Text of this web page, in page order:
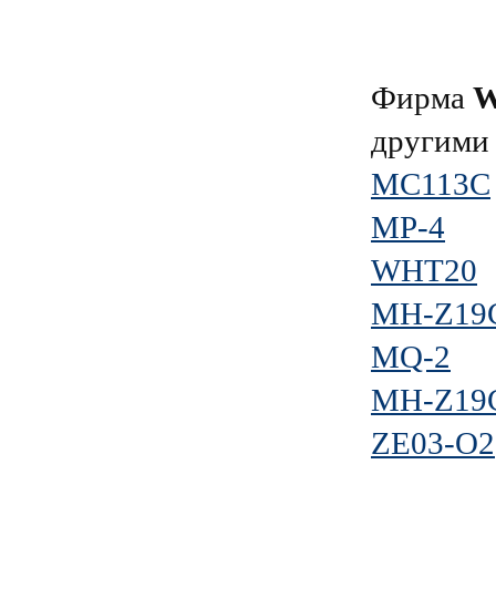
Фирма
MC113C
MP-4
WHT20
MH-
MQ-2
MH-
ZE03-O2